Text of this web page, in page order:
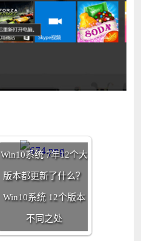
Win10系统 7年12个大
版本都更新了什么？
Win10系统 12个版本
不同之处